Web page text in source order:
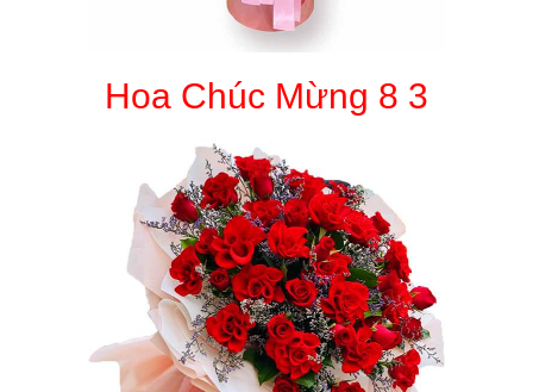
Hoa Chúc Mừng 8 3